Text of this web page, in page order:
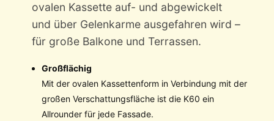
ovalen Kassette auf- und abgewickelt
und über Gelenkarme ausgefahren wird –
für große Balkone und Terrassen.
Großflächig
Mit der ovalen Kassettenform in Verbindung mit der
großen Verschattungsfläche ist die K60 ein
Allrounder für jede Fassade.